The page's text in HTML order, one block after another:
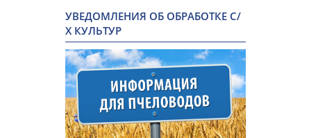
УВЕДОМЛЕНИЯ ОБ ОБРАБОТКЕ С/
Х КУЛЬТУР